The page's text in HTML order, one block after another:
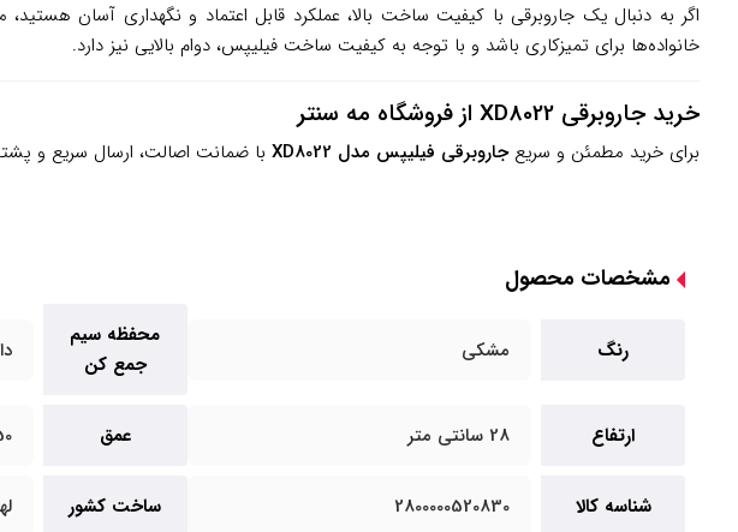
خانواده‌ها برای تمیزکاری باشد و با توجه به کیفیت ساخت فیلیپس، دوام بالایی نیز دارد.
خرید جاروبرقی XD8022 از فروشگاه مه سنتر
برای خرید مطمئن و سریعجاروبرقی فیلیپس مدل XD8022 با ضمانت اصالت، ارسال سریع و
مشخصات محصول
رنگ مشکی
محفظه سیم
جمع کن
ارتفاع 28 سانتی متر عمق 50
شناسه کالا 2800000520830 ساخت کشور